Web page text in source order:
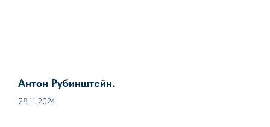
Антон Рубинштейн.
28.11.2024